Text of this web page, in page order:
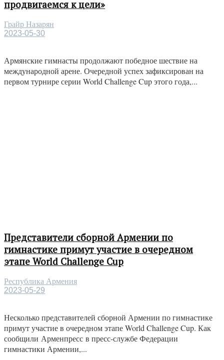
продвигаемся к цели»
Грайр Назарян
2023-05-30
Армянские гимнасты продолжают победное шествие на
международной арене. Очередной успех зафиксирован на
первом турнире серии World Challenge Cup этого года,...
Представители сборной Армении по
гимнастике примут участие в очередном
этапе World Challenge Cup
Республика Армения
2023-05-29
Несколько представителей сборной Армении по гимнастике
примут участие в очередном этапе World Challenge Cup. Как
сообщили Арменпресс в пресс-службе Федерации
гимнастики Армении,...